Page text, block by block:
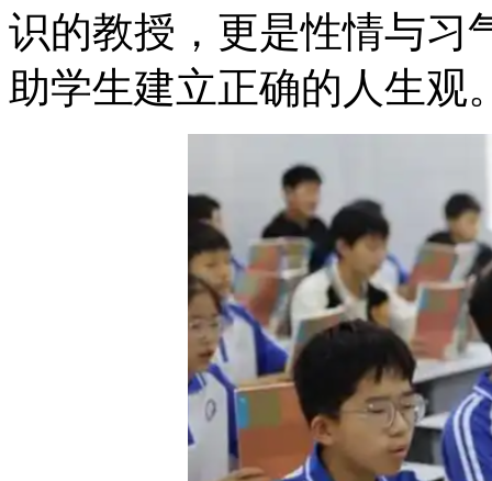
识的教授，更是性情与习
助学生建立正确的人生观